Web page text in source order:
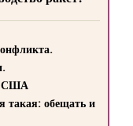
США
такая: обещать и